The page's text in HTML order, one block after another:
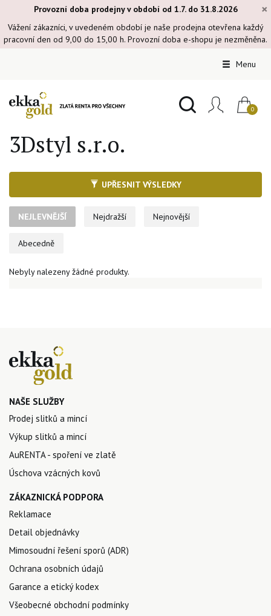
×
Provozní doba prodejny v období od 1.7. do 31.8.2026
Vážení zákazníci, v uvedeném období je naše prodejna otevřena každý
pracovní den od 9,00 do 15,00 h. Provozní doba e-shopu je nezměněna.
Menu
3Dstyl s.r.o.
UPŘESNIT VÝSLEDKY
NEJLEVNĚJŠÍ Nejdražší Nejnovější
Abecedně
Nebyly nalezeny žádné produkty.
NAŠE SLUŽBY
Prodej slitků a mincí
Výkup slitků a mincí
AuRENTA - spoření ve zlatě
Úschova vzácných kovů
ZÁKAZNICKÁ PODPORA
Reklamace
Detail objednávky
Mimosoudní řešení sporů (ADR)
Ochrana osobních údajů
Garance a etický kodex
Všeobecné obchodní podmínky